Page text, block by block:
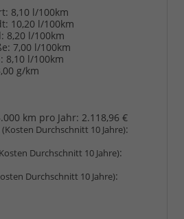
8,10 l/100km
10,20 l/100km
8,20 l/100km
7,00 l/100km
8,10 l/100km
g/km
km pro Jahr: 2.118,96 €
(Kosten Durchschnitt 10 Jahre):
Durchschnitt 10 Jahre):
Durchschnitt 10 Jahre):